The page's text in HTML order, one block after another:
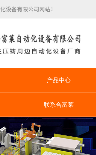
产品中心
联系合富莱